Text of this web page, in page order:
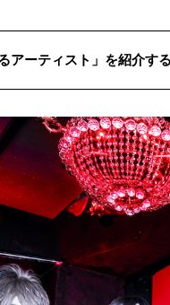
#男性シンガー #HR/
るアーティスト」を紹介